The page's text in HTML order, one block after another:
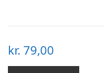
kr. 79,00